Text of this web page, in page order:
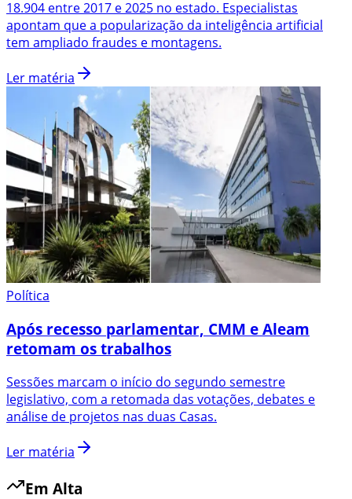
18.904 entre 2017 e 2025 no estado. Especialistas
apontam que a popularização da inteligência artificial
tem ampliado fraudes e montagens.
Ler matéria
Política
Após recesso parlamentar, CMM e Aleam
retomam os trabalhos
Sessões marcam o início do segundo semestre
legislativo, com a retomada das votações, debates e
análise de projetos nas duas Casas.
Ler matéria
Em Alta